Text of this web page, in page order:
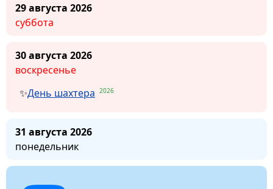
29 августа 2026
суббота
30 августа 2026
воскресенье
День шахтера 2026
31 августа 2026
понедельник